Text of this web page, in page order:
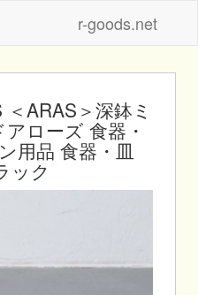
r-goods.net
ARAS＞深鉢ミ
ローズ 食器・
用品 食器・皿
ック